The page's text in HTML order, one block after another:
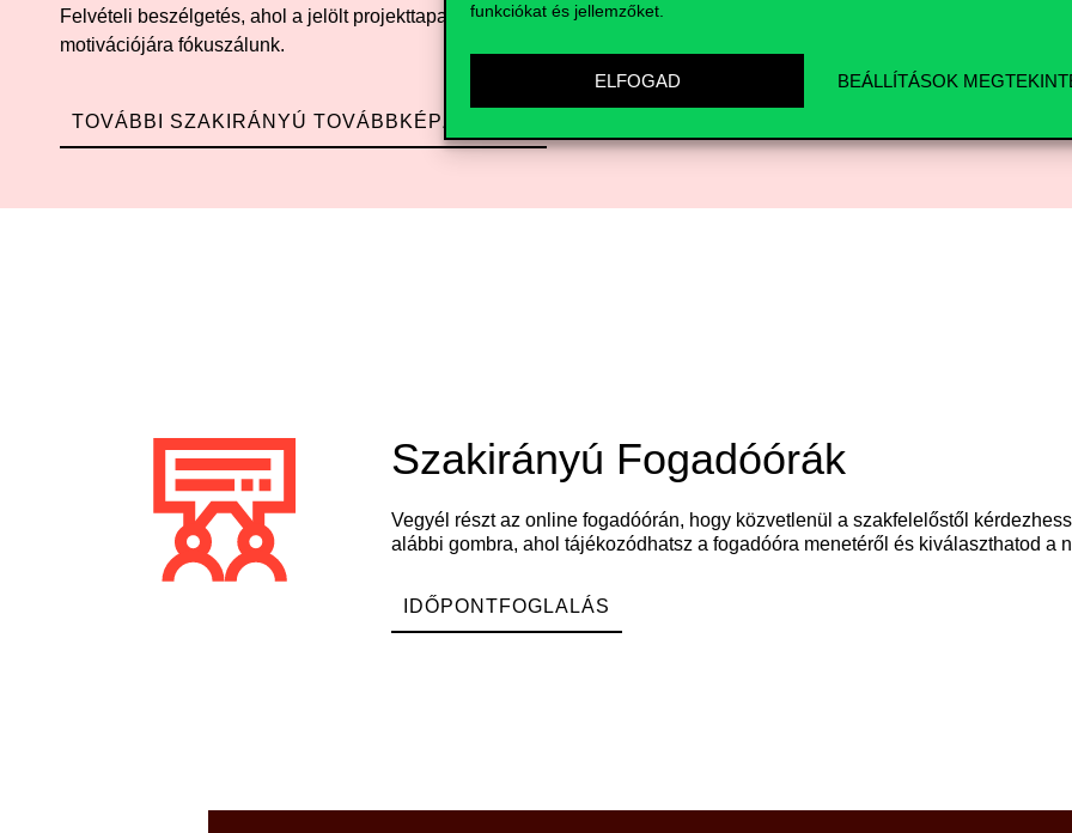
funkciókat és jellemzőket.
ELFOGAD BEÁLLÍTÁSOK
Felvételi beszélgetés, ahol a jelölt projekttapasztalatára, nyelvtudására és
motivációjára fókuszálunk.
TOVÁBBI SZAKIRÁNYÚ TOVÁBBKÉPZÉSEINK
Szakirányú Fogadóórák​
Vegyél részt az online fogadóórán, hogy közvetlenül a szakfelelőstől
alábbi gombra, ahol tájékozódhatsz a fogadóóra menetéről és kiválaszthatod a
IDŐPONTFOGLALÁS